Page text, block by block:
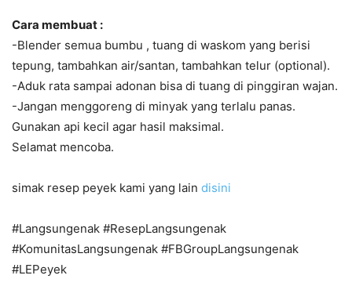
Cara membuat :
-Blender semua bumbu , tuang di waskom yang berisi
tepung, tambahkan air/santan, tambahkan telur (optional).
-Aduk rata sampai adonan bisa di tuang di pinggiran wajan.
-Jangan menggoreng di minyak yang terlalu panas.
Gunakan api kecil agar hasil maksimal.
Selamat mencoba.
simak resep peyek kami yang lain disini
#Langsungenak #ResepLangsungenak
#KomunitasLangsungenak #FBGroupLangsungenak
#LEPeyek